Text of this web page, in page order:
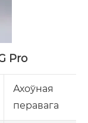
Pro
Ахоўная
перавага